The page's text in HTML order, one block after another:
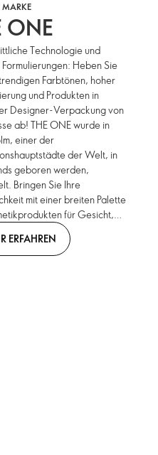
MARKE
ONE
Technologie und
Heben Sie
Farbtönen, hoher
und Produkten in
Designer-Verpackung von
ab! THE ONE wurde in
einer der
der Welt, in
geboren werden,
Bringen Sie Ihre
mit einer breiten Palette
für Gesicht,
und Nägel zum
Stilvolle neue Farbtöne
innovative Formate. Bring.
ERFAHREN